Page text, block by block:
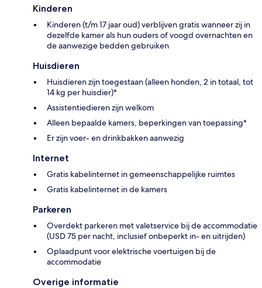
Kinderen
Kinderen (t/m 17 jaar oud) verblijven gratis wanneer zij in
dezelfde kamer als hun ouders of voogd overnachten en
de aanwezige bedden gebruiken
Huisdieren
Huisdieren zijn toegestaan (alleen honden, 2 in totaal, tot
14 kg per huisdier)*
Assistentiedieren zijn welkom
Alleen bepaalde kamers, beperkingen van toepassing*
Er zijn voer- en drinkbakken aanwezig
Internet
Gratis kabelinternet in gemeenschappelijke ruimtes
Gratis kabelinternet in de kamers
Parkeren
Overdekt parkeren met valetservice bij de accommodatie
(USD 75 per nacht, inclusief onbeperkt in- en uitrijden)
Oplaadpunt voor elektrische voertuigen bij de
accommodatie
Overige informatie